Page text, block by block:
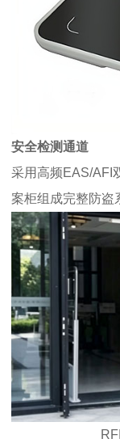
安全检测通道
采用高频EAS/AFI
案柜组成完整防盗